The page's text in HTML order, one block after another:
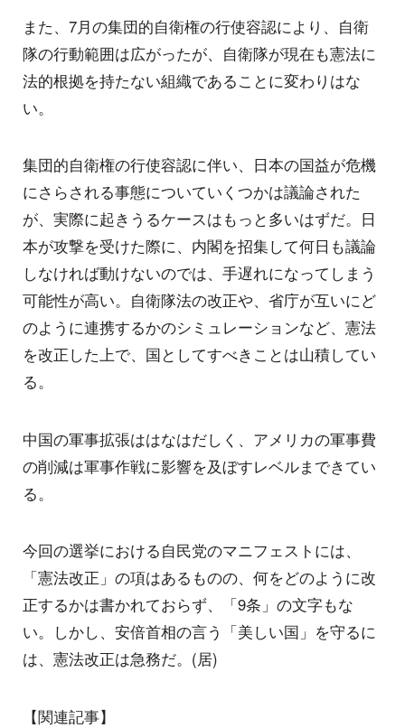
また、7月の集団的自衛権の行使容認により、自衛
隊の行動範囲は広がったが、自衛隊が現在も憲法に
法的根拠を持たない組織であることに変わりはな
い。
集団的自衛権の行使容認に伴い、日本の国益が危機
にさらされる事態についていくつかは議論された
が、実際に起きうるケースはもっと多いはずだ。日
本が攻撃を受けた際に、内閣を招集して何日も議論
しなければ動けないのでは、手遅れになってしまう
可能性が高い。自衛隊法の改正や、省庁が互いにど
のように連携するかのシミュレーションなど、憲法
を改正した上で、国としてすべきことは山積してい
る。
中国の軍事拡張ははなはだしく、アメリカの軍事費
の削減は軍事作戦に影響を及ぼすレベルまできてい
る。
今回の選挙における自民党のマニフェストには、
「憲法改正」の項はあるものの、何をどのように改
正するかは書かれておらず、「9条」の文字もな
い。しかし、安倍首相の言う「美しい国」を守るに
は、憲法改正は急務だ。(居)
【関連記事】